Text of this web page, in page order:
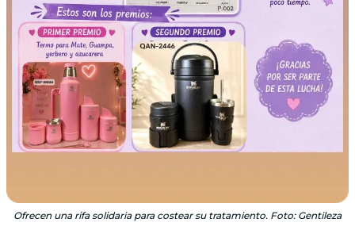
Ofrecen una rifa solidaria para costear su tratamiento. Foto: Gentileza